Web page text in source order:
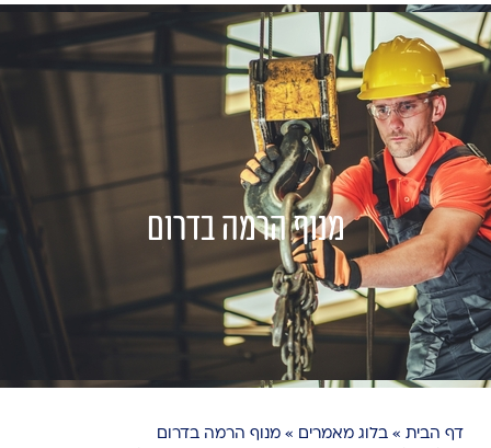
מנוף הרמה בדרום
דף הבית » בלוג מאמרים » מנוף הרמה בדרום